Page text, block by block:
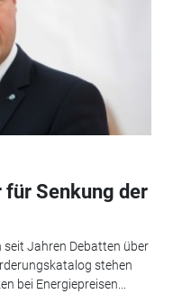
für Senkung der
seit Jahren Debatten über
stehen
bei Energiepreisen...